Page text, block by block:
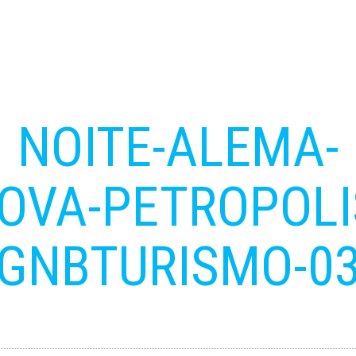
NOITE-ALEMA-